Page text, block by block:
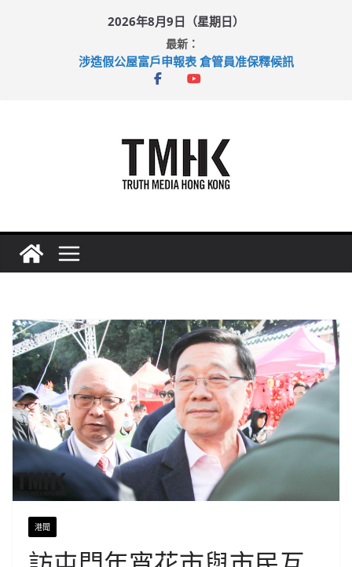
2026年8月9日（星期日）
最新：
涉造假公屋富戶申報表 倉管員准保釋候訊
港聞